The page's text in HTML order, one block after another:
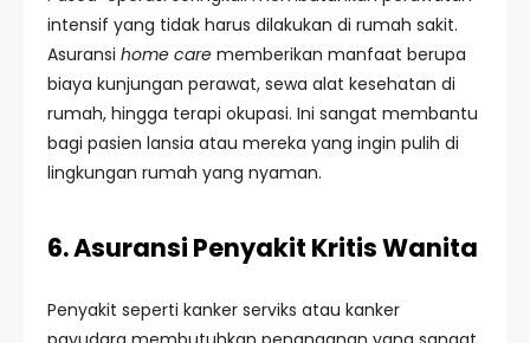
intensif yang tidak harus dilakukan di rumah sakit.
Asuransi home care memberikan manfaat berupa
biaya kunjungan perawat, sewa alat kesehatan di
rumah, hingga terapi okupasi. Ini sangat membantu
bagi pasien lansia atau mereka yang ingin pulih di
lingkungan rumah yang nyaman.
6. Asuransi Penyakit Kritis Wanita
Penyakit seperti kanker serviks atau kanker